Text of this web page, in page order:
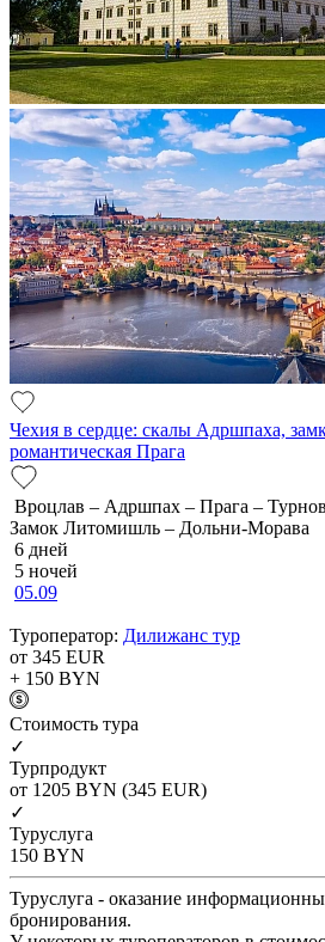
Чехия в сердце: скалы Адршпаха,
романтическая Прага
Вроцлав – Адршпах – Прага –
Замок Литомишль – Дольни-Морава
6 дней
5 ночей
05.09
Туроператор: Дилижанс тур
от 345 EUR
+ 150 BYN
Cтоимость тура
✓
Турпродукт
от 1205 BYN (345 EUR)
✓
Туруслуга
150 BYN
Туруслуга - оказание
бронирования.